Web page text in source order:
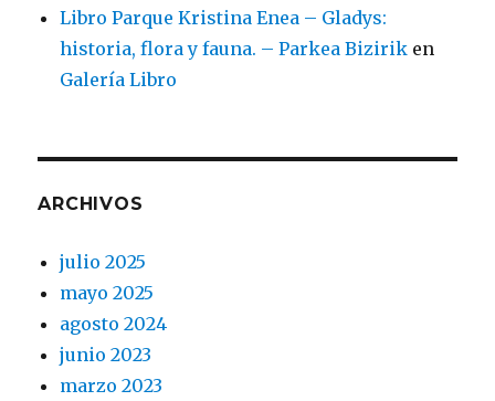
Libro Parque Kristina Enea – Gladys:
historia, flora y fauna. – Parkea Bizirik en
Galería Libro
ARCHIVOS
julio 2025
mayo 2025
agosto 2024
junio 2023
marzo 2023